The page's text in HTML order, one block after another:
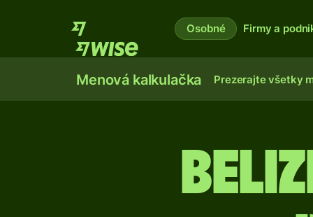
Osobné Firmy a
Menová kalkulačka Prezerajte všetky